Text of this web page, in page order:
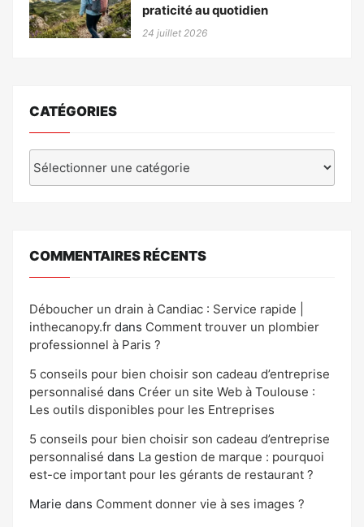
praticité au quotidien
24 juillet 2026
CATÉGORIES
COMMENTAIRES RÉCENTS
Déboucher un drain à Candiac : Service rapide |
inthecanopy.fr dans Comment trouver un plombier
professionnel à Paris ?
5 conseils pour bien choisir son cadeau d’entreprise
personnalisé dans Créer un site Web à Toulouse :
Les outils disponibles pour les Entreprises
5 conseils pour bien choisir son cadeau d’entreprise
personnalisé dans La gestion de marque : pourquoi
est-ce important pour les gérants de restaurant ?
Marie dans Comment donner vie à ses images ?